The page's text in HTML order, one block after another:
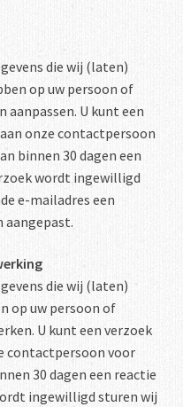
die wij (laten)
op uw persoon of
U kunt een
onze contactpersoon
binnen 30 dagen een
wordt ingewilligd
e-mailadres een
aangepast.
die wij (laten)
op uw persoon of
U kunt een verzoek
contactpersoon voor
30 dagen een reactie
ingewilligd sturen wij